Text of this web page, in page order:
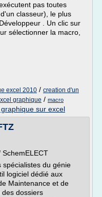
pas toutes
classeur), le plus
. Un clic sur
sélectionner la macro,
excel 2010 / creation d'un
graphique / macro
sur excel
SchemELECT
du génie
logiciel dédié aux
Maintenance et de
dossiers